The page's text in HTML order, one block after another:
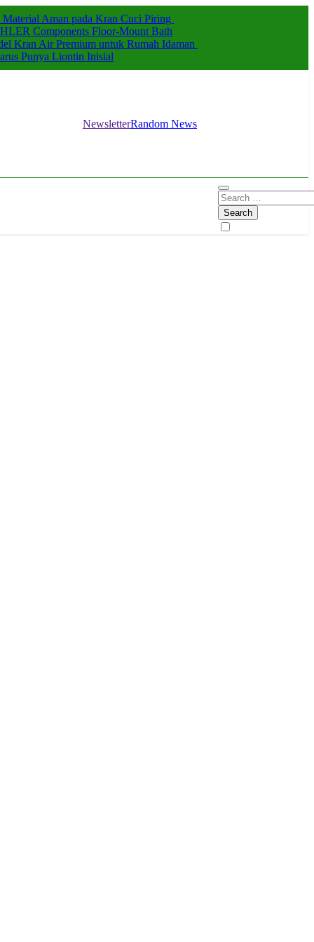
Aman pada Kran Cuci Piring
Components Floor-Mount Bath
Kran Air Premium untuk Rumah Idaman
Punya Liontin Inisial
NewsletterRandom News
Search
for: